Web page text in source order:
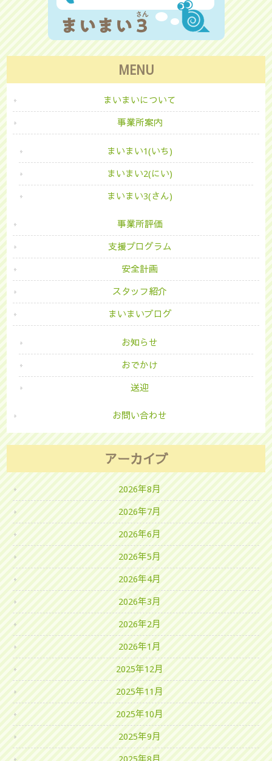
MENU
まいまいについて
事業所案内
まいまい1(いち)
まいまい2(にい)
まいまい3(さん)
事業所評価
支援プログラム
安全計画
スタッフ紹介
まいまいブログ
お知らせ
おでかけ
送迎
お問い合わせ
アーカイブ
2026年8月
2026年7月
2026年6月
2026年5月
2026年4月
2026年3月
2026年2月
2026年1月
2025年12月
2025年11月
2025年10月
2025年9月